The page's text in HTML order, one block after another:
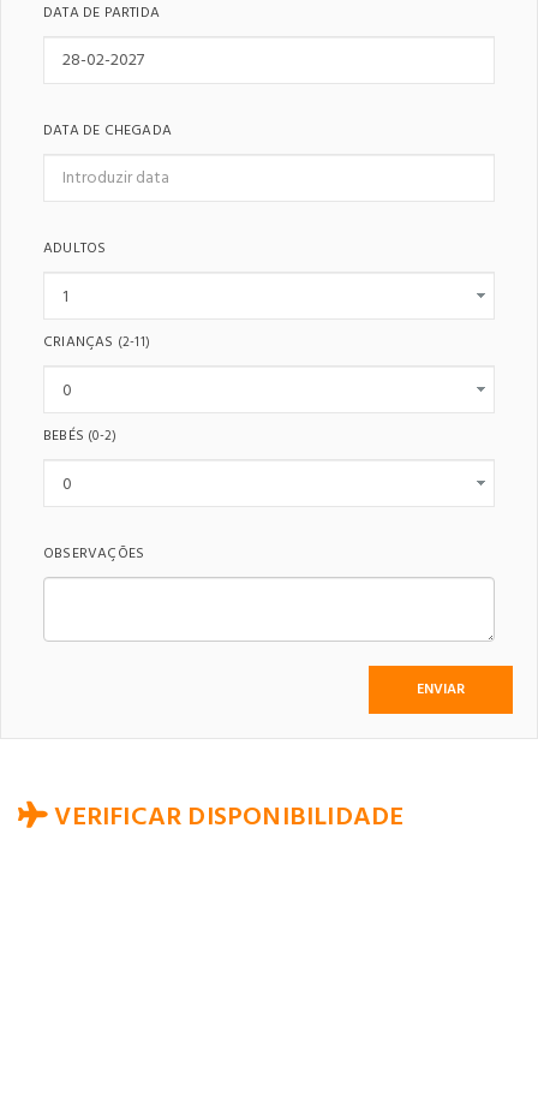
DATA DE PARTIDA
DATA DE CHEGADA
ADULTOS
CRIANÇAS (2-11)
BEBÉS (0-2)
OBSERVAÇÕES
VERIFICAR DISPONIBILIDADE